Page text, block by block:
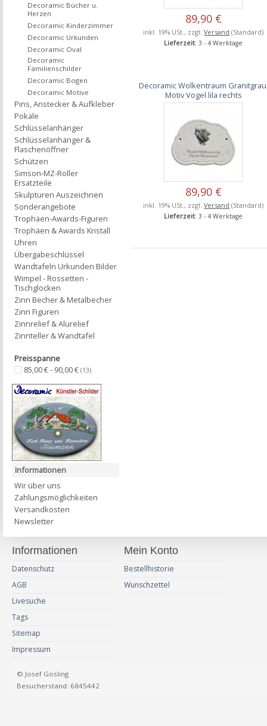
89,90 €
inkl. 19% USt., zzgl.Versand (Standard)
Lieferzeit: 3 - 4 Werktage
Decoramic Wolkentraum
Motiv Vogel lila rechts
89,90 €
inkl. 19% USt., zzgl.Versand (Standard)
Lieferzeit: 3 - 4 Werktage
Decoramic Bücher u.
Herzen
Decoramic Kinderzimmer
Decoramic Urkunden
Decoramic Oval
Decoramic
Familienschilder
Decoramic Bogen
Decoramic Motive
Pins, Anstecker & Aufkleber
Pokale
Schlüsselanhänger
Schlüsselanhänger &
Flaschenöffner
Schützen
Simson-MZ-Roller
Ersatzteile
Skulpturen Auszeichnen
Sonderangebote
Trophäen-Awards-Figuren
Trophäen & Awards Kristall
Uhren
Übergabeschlüssel
Wandtafeln Urkunden Bilder
Wimpel - Rossetten -
Tischglocken
Zinn Becher & Metalbecher
Zinn Figuren
Zinnrelief & Alurelief
Zinnteller & Wandtafel
Preisspanne
85,00 € - 90,00 € (13)
Informationen
Wir über uns
Zahlungsmöglichkeiten
Versandkosten
Newsletter
Informationen
Datenschutz
AGB
Livesuche
Tags
Sitemap
Impressum
Mein Konto
Bestellhistorie
Wunschzettel
© Josef Gosling
Besucherstand: 6845442